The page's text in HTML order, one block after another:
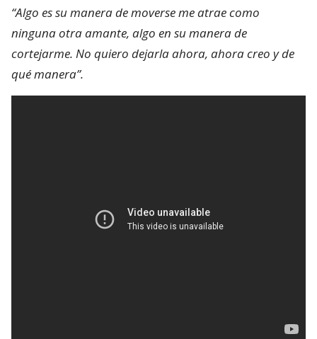
“Algo es su manera de moverse me atrae como
ninguna otra amante, algo en su manera de
cortejarme. No quiero dejarla ahora, ahora creo y de
qué manera”.